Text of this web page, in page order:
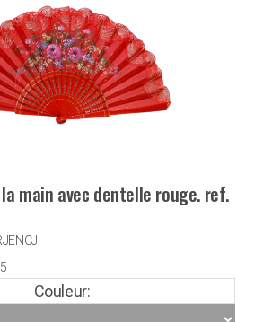
main avec dentelle rouge. ref.
Couleur: